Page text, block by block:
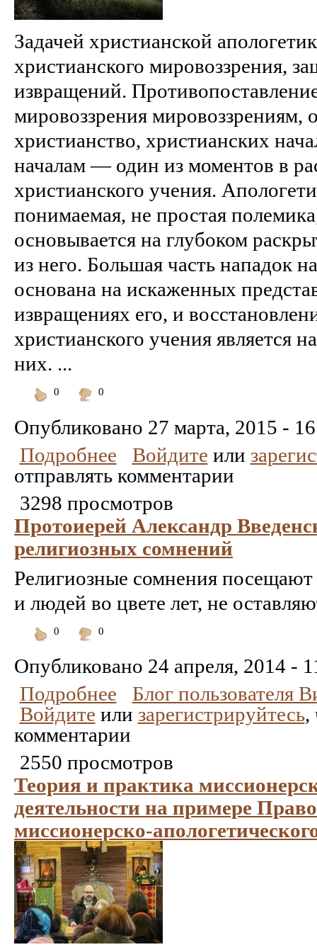
Задачей христианской
христианского мировоззрения,
извращений.
мировоззрения
христианство, христианских
началам — один из моментов в
христианского учения.
понимаемая, не простая
основывается на глубоком
из него. Большая часть нападок
основана на искаженных
извращениях его, и
христианского учения является
них. ...
0
0
Опубликовано 27 марта, 2015 -
Подробнее
Войдите или
отправлять комментарии
3298 просмотров
Протоиерей Александр
религиозных сомнений
Религиозные сомнения
и людей во цвете лет, не
0
0
Опубликовано 24 апреля, 2014 -
Подробнее
Блог пользователя
Войдите или зарегистрируйтесь,
комментарии
2550 просмотров
Теория и практика
деятельности на примере
миссионерско-